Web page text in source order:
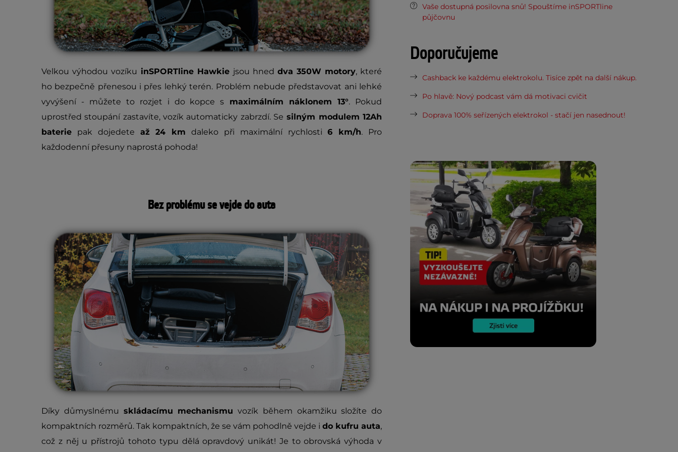
Velkou výhodou vozíku inSPORTline Hawkie jsou hned dva 350W motory, které
ho bezpečně přenesou i přes lehký terén. Problém nebude představovat ani lehké
vyvýšení - můžete to rozjet i do kopce s maximálním náklonem 13°. Pokud
uprostřed stoupání zastavíte, vozík automaticky zabrzdí. Se silným modulem 12Ah
baterie pak dojedete až 24 km daleko při maximální rychlosti6 km/h. Pro
každodenní přesuny naprostá pohoda!
Bez problému se vejde do auta
Díky důmyslnému skládacímu mechanismu vozík během okamžiku složíte do
kompaktních rozměrů. Tak kompaktních, že se vám pohodlně vejde i do kufru auta,
což z něj u přístrojů tohoto typu dělá opravdový unikát! Je to obrovská výhoda v
Vaše dostupná posilovna snů! Spouštíme inSPORTline
půjčovnu
Doporučujeme
Cashback ke každému elektrokolu. Tisíce zpět na další nákup.
Po hlavě: Nový podcast vám dá motivaci cvičit
Doprava 100% seřízených elektrokol - stačí jen nasednout!